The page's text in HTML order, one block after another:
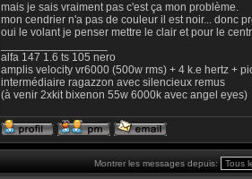
mais je sais vraiment pas c'est ça mon problème.
mon cendrier n'a pas de couleur il est noir... donc
oui le volant je penser mettre le clair et pour le
alfa 147 1.6 ts 105 nero
amplis velocity vr6000 (500w rms) + 4 k.e hertz +
intermédiaire ragazzon avec silencieux remus
(à venir 2xkit bixenon 55w 6000k avec angel eyes)
Montrer les messages depuis: